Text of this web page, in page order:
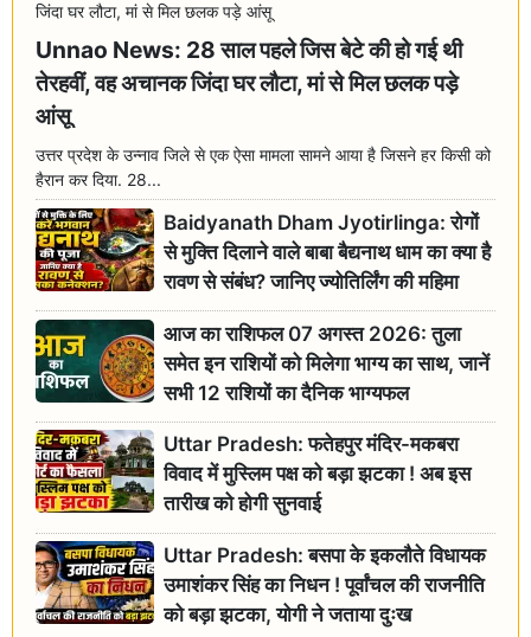
Unnao News: 28 साल पहले जिस बेटे की हो गई थी
तेरहवीं, वह अचानक जिंदा घर लौटा, मां से मिल छलक पड़े
आंसू
उत्तर प्रदेश के उन्नाव जिले से एक ऐसा मामला सामने आया है जिसने हर किसी को
हैरान कर दिया. 28...
Baidyanath Dham Jyotirlinga: रोगों
से मुक्ति दिलाने वाले बाबा बैद्यनाथ धाम का क्या है
रावण से संबंध? जानिए ज्योतिर्लिंग की महिमा
आज का राशिफल 07 अगस्त 2026: तुला
समेत इन राशियों को मिलेगा भाग्य का साथ, जानें
सभी 12 राशियों का दैनिक भाग्यफल
Uttar Pradesh: फतेहपुर मंदिर-मकबरा
विवाद में मुस्लिम पक्ष को बड़ा झटका ! अब इस
तारीख को होगी सुनवाई
Uttar Pradesh: बसपा के इकलौते विधायक
उमाशंकर सिंह का निधन ! पूर्वांचल की राजनीति
को बड़ा झटका, योगी ने जताया दुःख